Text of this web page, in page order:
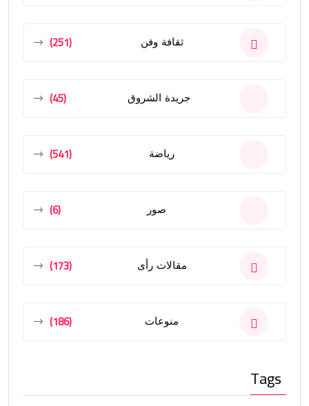
ثقافة وفن (251)
جريدة الشروق (45)
رياضة (541)
صور (6)
مقالات رأى (173)
منوعات (186)
Tags